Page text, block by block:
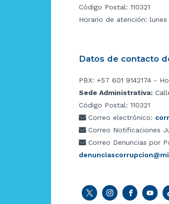
Código Postal: 110321
Horario de atención:
Datos de contacto
PBX: +57 601 9142174 -
Sede Administrativa:
Código Postal: 110321
Correo electrónico:
Correo Notificaciones
Correo Denuncias por